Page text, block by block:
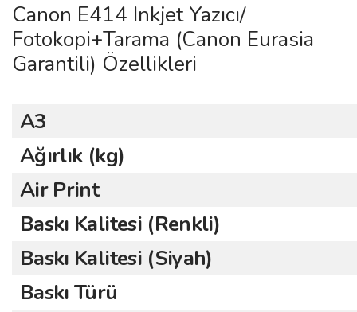
Canon E414 Inkjet Yazıcı/
Fotokopi+Tarama (Canon Eurasia
Garantili) Özellikleri
A3
Ağırlık (kg)
Air Print
Baskı Kalitesi (Renkli)
Baskı Kalitesi (Siyah)
Baskı Türü